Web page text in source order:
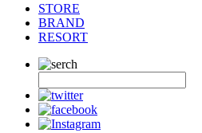
STORE
BRAND
RESORT